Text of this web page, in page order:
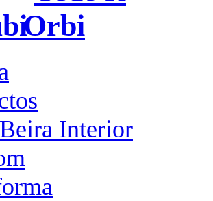
Interior